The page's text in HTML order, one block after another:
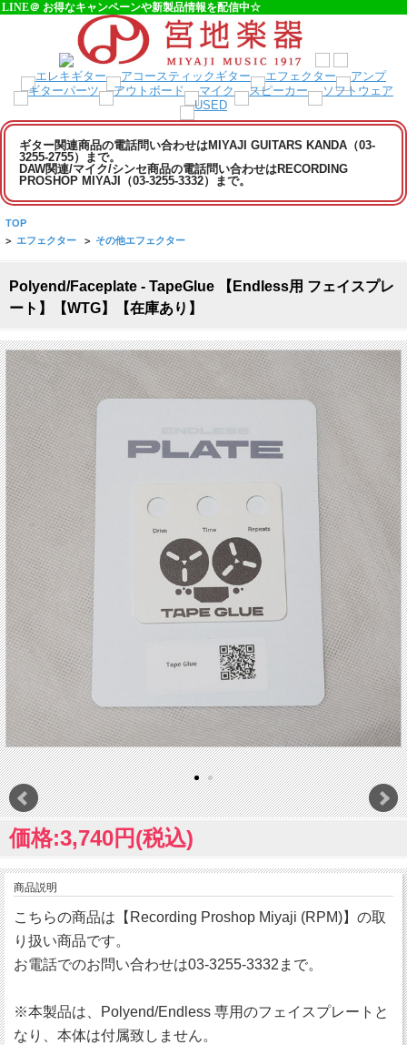
LINE＠ お得なキャンペーンや新製品情報を配信中☆
ギター関連商品の電話問い合わせはMIYAJI GUITARS KANDA（03-
3255-2755）まで。
DAW関連/マイク/シンセ商品の電話問い合わせはRECORDING
PROSHOP MIYAJI（03-3255-3332）まで。
TOP
> エフェクター > その他エフェクター
Polyend/Faceplate - TapeGlue 【Endless用 フェイスプレ
ート】【WTG】【在庫あり】
価格:3,740円(税込)
商品説明
こちらの商品は【Recording Proshop Miyaji (RPM)】の取
り扱い商品です。
お電話でのお問い合わせは03-3255-3332まで。
※本製品は、Polyend/Endless 専用のフェイスプレートと
なり、本体は付属致しません。